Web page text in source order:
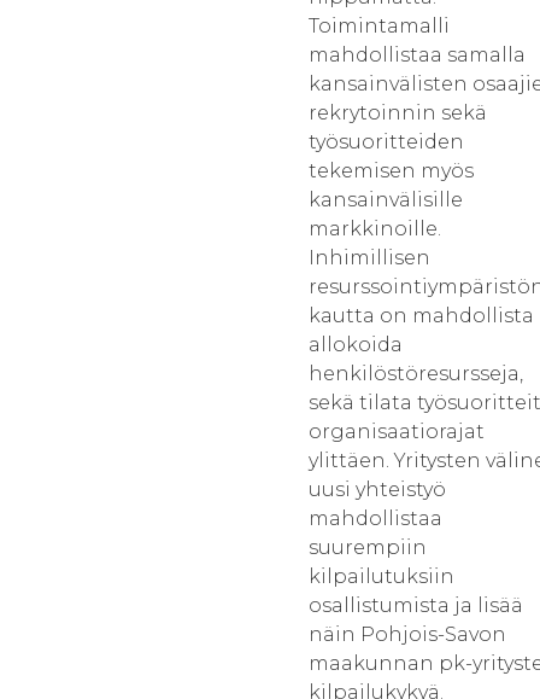
Toimintamalli
mahdollistaa samalla
kansainvälisten
rekrytoinnin sekä
työsuoritteiden
tekemisen myös
kansainvälisille
markkinoille.
Inhimillisen
kautta on mahdollista
allokoida
henkilöstöresursseja,
sekä tilata
organisaatiorajat
ylittäen. Yritysten
uusi yhteistyö
mahdollistaa
suurempiin
kilpailutuksiin
osallistumista ja lisää
näin Pohjois-Savon
maakunnan pk-
kilpailukykyä.